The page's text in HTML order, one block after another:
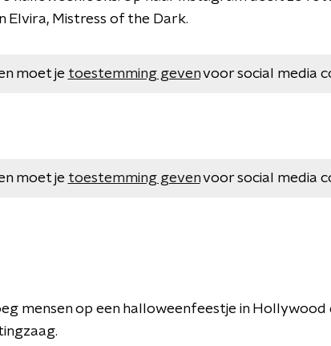
Elvira, Mistress of the Dark.
moet je toestemming gevenvoor social media
moet je toestemming gevenvoor social media
mensen op een halloweenfeestje in Hollywood